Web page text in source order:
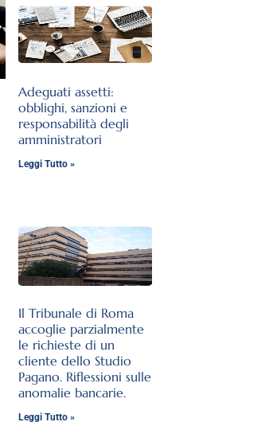
Adeguati assetti:
obblighi, sanzioni e
responsabilità degli
amministratori
Leggi Tutto »
Il Tribunale di Roma
accoglie parzialmente
le richieste di un
cliente dello Studio
Pagano. Riflessioni sulle
anomalie bancarie.
Leggi Tutto »